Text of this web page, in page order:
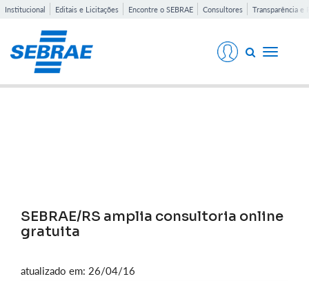
Institucional Editais e Licitações Encontre o SEBRAE Consultores Transparência e
Toggle
SEBRAE/RS amplia consultoria online
gratuita
atualizado em: 26/04/16